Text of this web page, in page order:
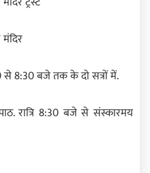
8:30 बजे तक के दो सत्रों में.
रात्रि 8:30 बजे से संस्कारमय